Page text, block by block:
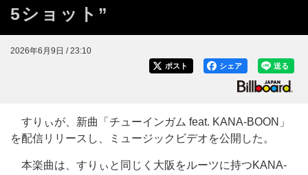
5ショット”
2026年6月9日 / 23:10
送る
シェア
ポスト
すりぃが、新曲「チューインガム feat. KANA-BOON」
を配信リリースし、ミュージックビデオを公開した。
本楽曲は、すりぃと同じく大阪をルーツに持つKANA-